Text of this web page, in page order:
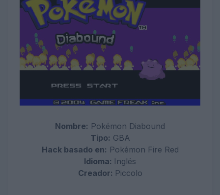
Nombre: Pokémon Diabound
Tipo: GBA
Hack basado en: Pokémon Fire Red
Idioma: Inglés
Creador: Piccolo